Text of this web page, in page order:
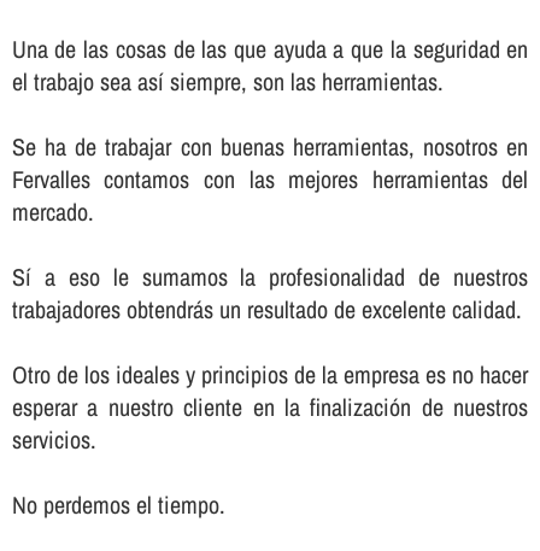
Una de las cosas de las que ayuda a que la seguridad en
el trabajo sea así­ siempre, son las herramientas.
Se ha de trabajar con buenas herramientas, nosotros en
Fervalles contamos con las mejores herramientas del
mercado.
Sí­ a eso le sumamos la profesionalidad de nuestros
trabajadores obtendrás un resultado de excelente calidad.
Otro de los ideales y principios de la empresa es no hacer
esperar a nuestro cliente en la finalización de nuestros
servicios.
No perdemos el tiempo.